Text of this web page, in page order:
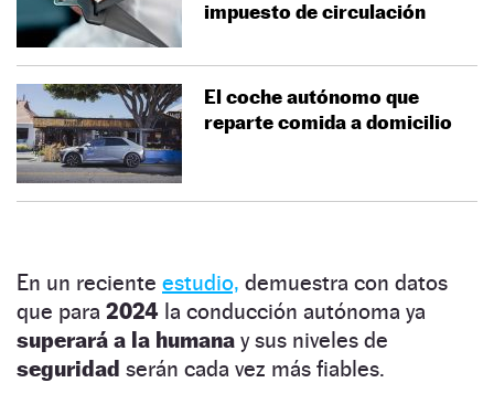
impuesto de circulación
El coche autónomo que
reparte comida a domicilio
En un reciente estudio, demuestra con datos
que para 2024 la conducción autónoma ya
superará a la humana y sus niveles de
seguridad serán cada vez más fiables.